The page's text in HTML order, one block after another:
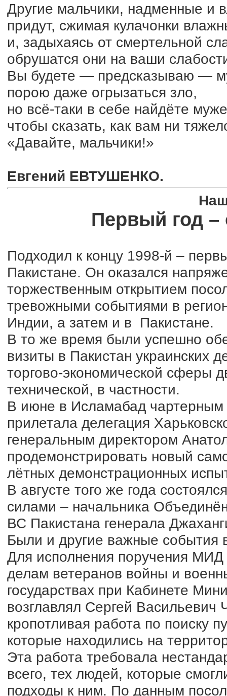
Другие мальчики, надменные и
придут, сжимая кулачонки
и, задыхаясь от смертельной
обрушатся они на ваши
Вы будете — предсказываю —
порою даже огрызаться зло,
но всё-таки в себе найдёте
чтобы сказать, как вам ни
«Давайте, мальчики!»
Евгений ЕВТУШЕНКО.
Первый год
Подходил к концу 1998-й –
Пакистане. Он оказался
торжественным открытием
тревожными событиями в
Индии, а затем и в Пакистане.
В то же время были успешно
визиты в Пакистан украинских
торгово-экономической сферы
технической, в частности.
В июне в Исламабад чартерным
прилетала делегация
генеральным директором
продемонстрировать новый
лётных демонстрационных
В августе того же года
силами – начальника
ВС Пакистана генерала
Были и другие важные события
Для исполнения поручения
делам ветеранов войны и
государствах при Кабинете
возглавлял Сергей
кропотливая работа по поиску
которые находились на
Эта работа требовала
всего, тех людей, которые
подходы к ним. По данным